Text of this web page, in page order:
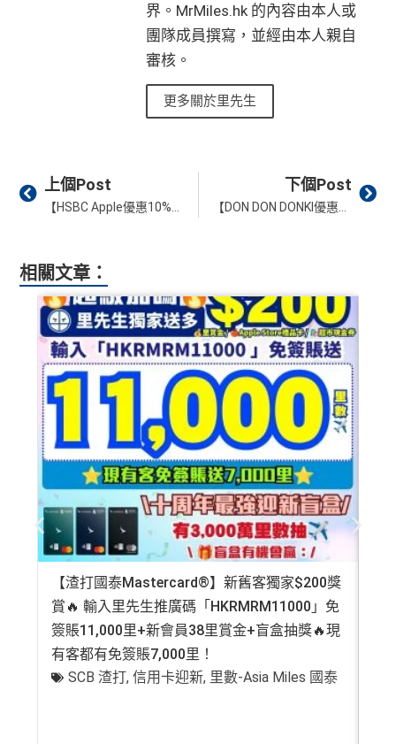
界。MrMiles.hk 的內容由本人或
團隊成員撰寫，並經由本人親自
審核。
更多關於里先生
Prev
上個Post 下個Post
相關文章：
【渣打國泰Mastercard®】新舊客獨家$200獎
賞🔥 輸入里先生推廣碼「HKRMRM11000」免
簽賬11,000里+新會員38里賞金+盲盒抽獎🔥現
有客都有免簽賬7,000里！
SCB 渣打,信用卡迎新, 里數-Asia Miles 國泰